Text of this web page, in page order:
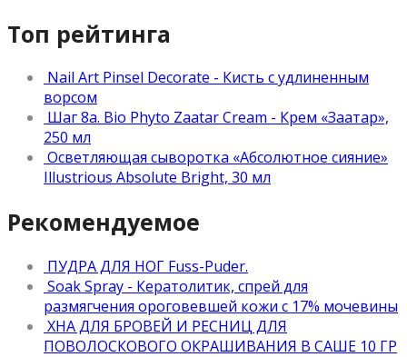
Топ рейтинга
Nail Art Pinsel Decorate - Кисть с удлиненным
ворсом
Шаг 8а. Bio Phyto Zaatar Cream - Крем «Заатар»,
250 мл
Осветляющая сыворотка «Абсолютное сияние»
Illustrious Absolute Bright, 30 мл
Рекомендуемое
ПУДРА ДЛЯ НОГ Fuss-Puder.
Soak Spray - Кератолитик, спрей для
размягчения ороговевшей кожи с 17% мочевины
ХНА ДЛЯ БРОВЕЙ И РЕСНИЦ ДЛЯ
ПОВОЛОСКОВОГО ОКРАШИВАНИЯ В САШЕ 10 ГР